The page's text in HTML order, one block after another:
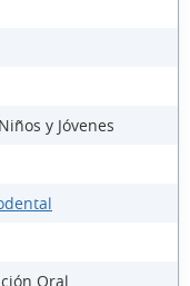
y Jóvenes
Oral